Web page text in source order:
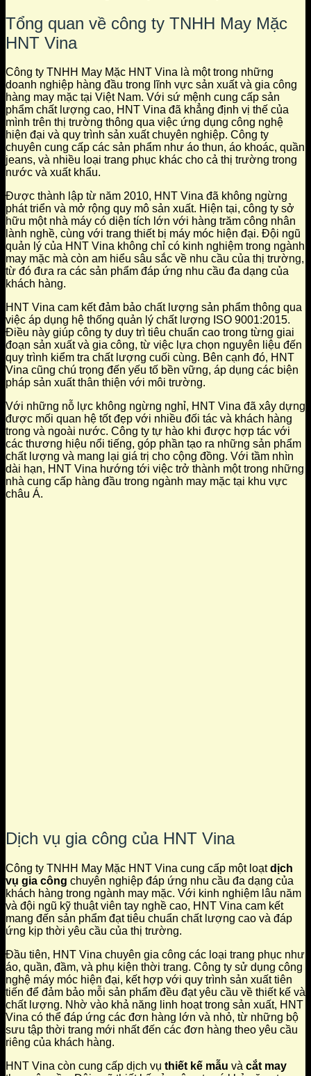
Tổng quan về công ty TNHH May Mặc
HNT Vina
Công ty TNHH May Mặc HNT Vina là một trong những
doanh nghiệp hàng đầu trong lĩnh vực sản xuất và gia công
hàng may mặc tại Việt Nam. Với sứ mệnh cung cấp sản
phẩm chất lượng cao, HNT Vina đã khẳng định vị thế của
mình trên thị trường thông qua việc ứng dụng công nghệ
hiện đại và quy trình sản xuất chuyên nghiệp. Công ty
chuyên cung cấp các sản phẩm như áo thun, áo khoác, quần
jeans, và nhiều loại trang phục khác cho cả thị trường trong
nước và xuất khẩu.
Được thành lập từ năm 2010, HNT Vina đã không ngừng
phát triển và mở rộng quy mô sản xuất. Hiện tại, công ty sở
hữu một nhà máy có diện tích lớn với hàng trăm công nhân
lành nghề, cùng với trang thiết bị máy móc hiện đại. Đội ngũ
quản lý của HNT Vina không chỉ có kinh nghiệm trong ngành
may mặc mà còn am hiểu sâu sắc về nhu cầu của thị trường,
từ đó đưa ra các sản phẩm đáp ứng nhu cầu đa dạng của
khách hàng.
HNT Vina cam kết đảm bảo chất lượng sản phẩm thông qua
việc áp dụng hệ thống quản lý chất lượng ISO 9001:2015.
Điều này giúp công ty duy trì tiêu chuẩn cao trong từng giai
đoạn sản xuất và gia công, từ việc lựa chọn nguyên liệu đến
quy trình kiểm tra chất lượng cuối cùng. Bên cạnh đó, HNT
Vina cũng chú trọng đến yếu tố bền vững, áp dụng các biện
pháp sản xuất thân thiện với môi trường.
Với những nỗ lực không ngừng nghỉ, HNT Vina đã xây dựng
được mối quan hệ tốt đẹp với nhiều đối tác và khách hàng
trong và ngoài nước. Công ty tự hào khi được hợp tác với
các thương hiệu nổi tiếng, góp phần tạo ra những sản phẩm
chất lượng và mang lại giá trị cho cộng đồng. Với tầm nhìn
dài hạn, HNT Vina hướng tới việc trở thành một trong những
nhà cung cấp hàng đầu trong ngành may mặc tại khu vực
châu Á.
Dịch vụ gia công của HNT Vina
Công ty TNHH May Mặc HNT Vina cung cấp một loạtdịch
vụ gia công chuyên nghiệp đáp ứng nhu cầu đa dạng của
khách hàng trong ngành may mặc. Với kinh nghiệm lâu năm
và đội ngũ kỹ thuật viên tay nghề cao, HNT Vina cam kết
mang đến sản phẩm đạt tiêu chuẩn chất lượng cao và đáp
ứng kịp thời yêu cầu của thị trường.
Đầu tiên, HNT Vina chuyên gia công các loại trang phục như
áo, quần, đầm, và phụ kiện thời trang. Công ty sử dụng công
nghệ máy móc hiện đại, kết hợp với quy trình sản xuất tiên
tiến để đảm bảo mỗi sản phẩm đều đạt yêu cầu về thiết kế và
chất lượng. Nhờ vào khả năng linh hoạt trong sản xuất, HNT
Vina có thể đáp ứng các đơn hàng lớn và nhỏ, từ những bộ
sưu tập thời trang mới nhất đến các đơn hàng theo yêu cầu
riêng của khách hàng.
HNT Vina còn cung cấp dịch vụ thiết kế mẫu và cắt may